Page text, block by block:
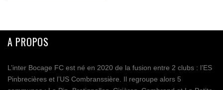
A PROPOS
L’inter Bocage FC est né en 2020 de la fusion entre 2 clubs : l’ES
Pinbrecières et l’US Combranssière. Il regroupe alors 5